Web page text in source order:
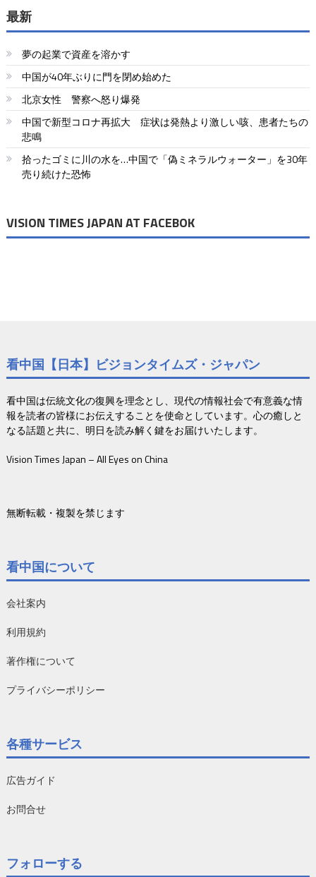
ナ
ビ
ゲ
ー
シ
ョ
ン
最新
夢の起業で資産を溶かす
中国が40年ぶりに門を閉め始めた
北京女性 警察へ怒り爆発
中国で新型コロナ再拡大 症状は発熱より激しい咳、患者たちの
悲鳴
拾ったゴミに川の水を…中国で「偽ミネラルウォーター」を30年
売り続けた恐怖
VISION TIMES JAPAN AT FACEBOK
看中国【日本】ビジョンタイムズ・ジャパン
看中国は伝統文化の復興を理念とし、現代の情報社会で有意義な情
報を読者の皆様にお伝えすることを使命としています。心の癒しと
なる話題と共に、明日を読み解く鍵をお届けいたします。
Vision Times Japan – All Eyes on China
無断転載・複製を禁じます
看中国について
会社案内
利用規約
著作権について
プライバシーポリシー
各種サービス
広告ガイド
お問合せ
フォローする